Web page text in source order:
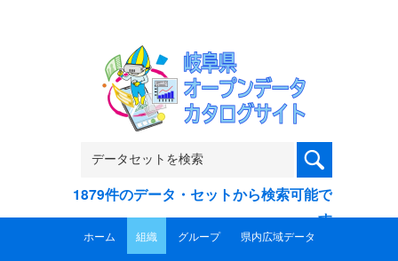
1879件のデータ・セットから検索可能で
す
ホーム 組織 グループ 県内広域データ